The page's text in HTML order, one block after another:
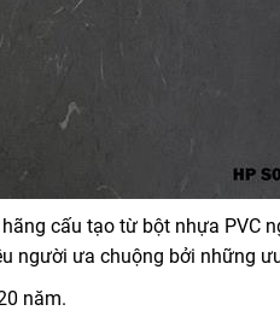
cấu tạo từ bột nhựa PVC
người ưa chuộng bởi những
năm.